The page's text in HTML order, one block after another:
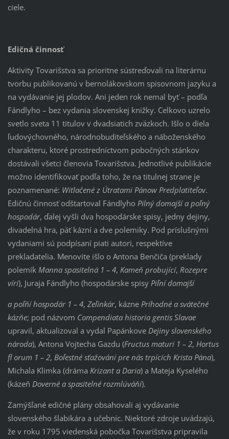
ciele.
Edičná činnosť
Aktivity Tovarišstva sa prioritne sústreďovali na literárnu
tvorbu publikovanú v bernolákovskom spisovnom jazyku a
na vydávanie jej plodov. Ani jeden rok nemal byť – podľa
Fándlyho – bez vydania slovenskej knižky. Celkovo uzrelo
svetlo sveta 11 titulov v dvadsiatich zväzkoch. Išlo o diela
ľudovýchovného, národnobuditeľského a náboženského
charakteru, ktoré prostredníctvom pobočných stánkov
dostávali všetci členovia Tovarišstva. Jednotlivé publikácie
možno identifikovať podľa toho, že na titulnej strane je
poznamenané: Witlačené z Útratami Pánow Predplatiteľov.
Edičnú činnosť odštartoval Fándlyho Pilný domajší a poľný
hospodár, ďalej vyšli dva hospodárske spisy, jedny dejiny,
divadelná hra, päť kázní a dve polemiky. Pod príslušnými
vydaniami sú podpísaní piati autori, respektíve
prekladatelia. Menovite išlo o Antona Benčiča (preklady
polemík Manna spasitelná 1 – 4, Kameň probující, Rozepre
víri), Juraja Fándlyho (hospodárske spisy Piľní domajší
a poľňí hospodár 1 – 4, Zeľinkár, kázne Príhodné a svátečné
kázňe; pod názvom Compendiata historia gentis Slavae
upravil, aktualizoval a vydal Papánkove Dejiny slovenského
národa), Antona Vojtecha Gazdu (Fructus maturi 1 – 2, Hortus
fl orum 1 – 2, Boľestné sťažování pre nás trpících Krista Pána),
Michala Klimka (dráma Krizant a Daria) a Mateja Kyselého
(kázeň Doverné a spasitelné rozmlúváňí).
Zamýšľané edičné plány obsahovali aj vydávanie
slovenského šlabikára a učebníc. Niektoré zdroje uvádzajú,
že v roku 1795 viedenská pobočka Tovarišstva pripravila